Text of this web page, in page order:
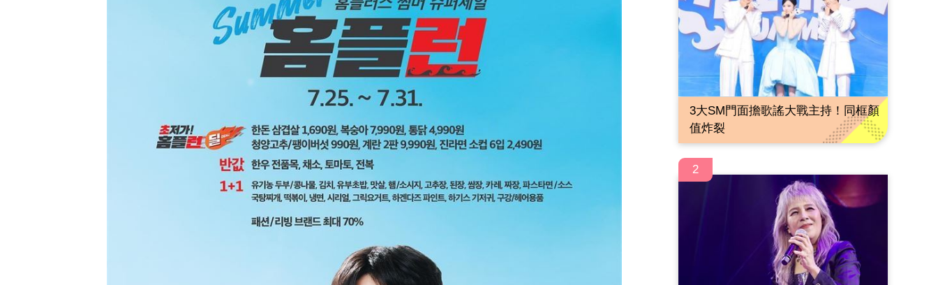
3大SM門面擔歌謠大戰主持！同框顏
值炸裂
2